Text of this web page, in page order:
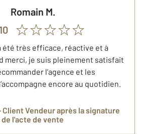
Romain M.
été très efficace, réactive et à
merci, je suis pleinement satisfait
l’agence et les
encore au quotidien.
Client Vendeuraprès la signature
de l'acte de vente